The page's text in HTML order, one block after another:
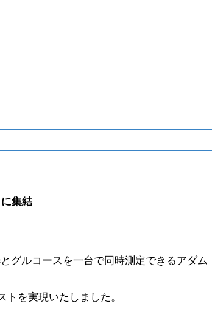
集結
グルコースを一台で同時測定できるアダム
を実現いたしました。